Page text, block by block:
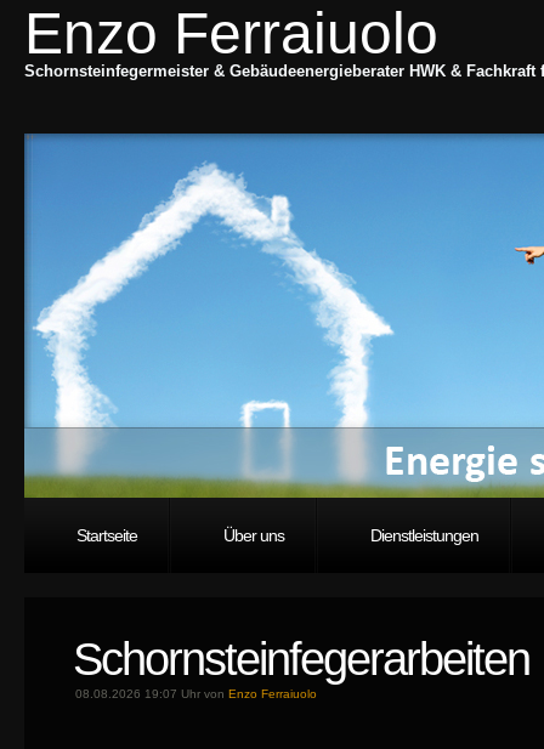
Enzo Ferraiuolo
Schornsteinfegermeister & Gebäudeenergieberater HWK & Fachkraft
Startseite Über uns Dienstleistungen
Schornsteinfegerarbeiten
08.08.2026 19:07 Uhr von Enzo Ferraiuolo